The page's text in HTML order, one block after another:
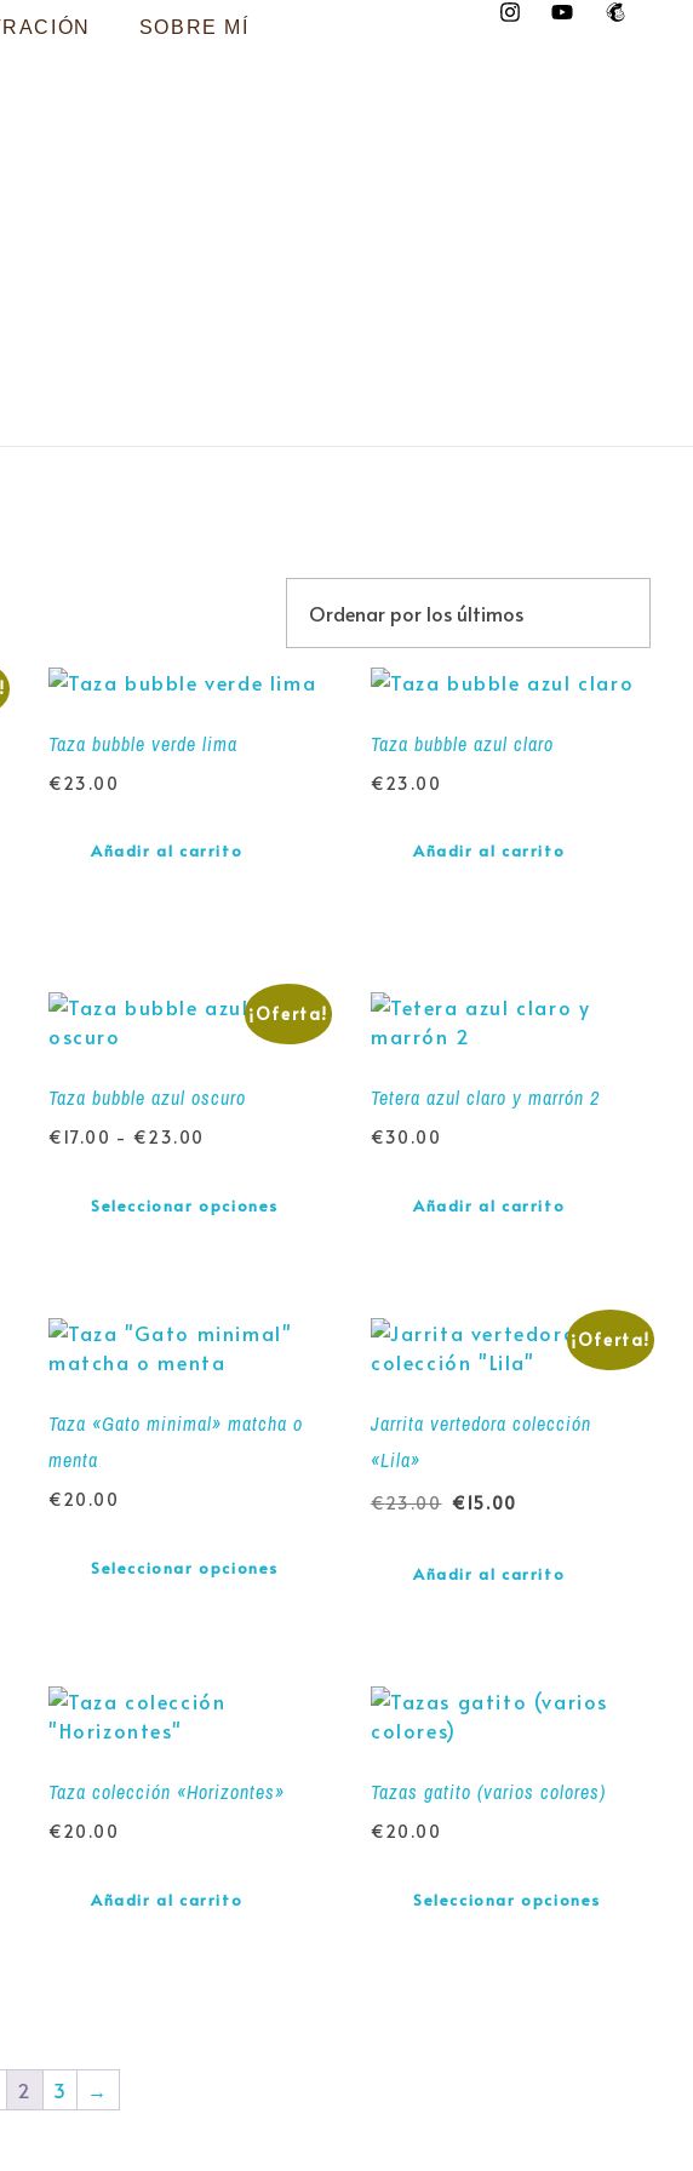
SOBRE MÍ
Taza bubble verde lima
€23.00
Añadir al carrito
Taza bubble azul claro
€23.00
Añadir al carrito
¡Oferta!
Taza bubble azul oscuro
€ 17.00 - €23.00
Seleccionar opciones
Tetera azul claro y marrón 2
€30.00
Añadir al carrito
Taza «Gato minimal» matcha o
menta
€20.00
Seleccionar opciones
¡Oferta!
Jarrita vertedora colección
«Lila»
€23.00 € 15.00
Añadir al carrito
Taza colección «Horizontes»
€20.00
Añadir al carrito
Tazas gatito (varios colores)
€20.00
Seleccionar opciones
2 3 →